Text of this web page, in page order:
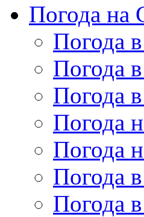
Погода на
Погода в
Погода в
Погода
Погода
Погода
Погода
Погода в